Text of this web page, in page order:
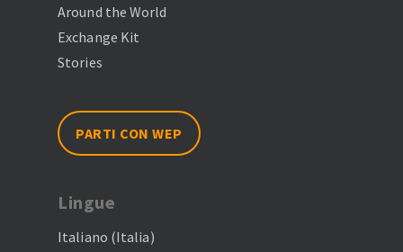
Around the World
Exchange Kit
Stories
PARTI CON WEP
Lingue
Italiano (Italia)